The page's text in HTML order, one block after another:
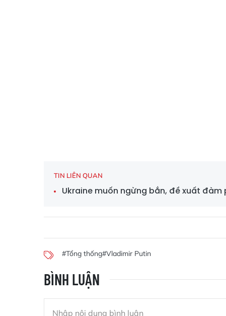
TIN LIÊN QUAN
Ukraine muốn ngừng bắn, đề xuất đàm
#Tổng thống#Vladimir Putin
BÌNH LUẬN